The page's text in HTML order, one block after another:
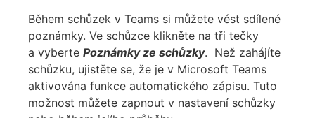
Během schůzek v Teams si můžete vést sdílené
poznámky. Ve schůzce klikněte na tři tečky
a vyberte Poznámky ze schůzky. Než zahájíte
schůzku, ujistěte se, že je v Microsoft Teams
aktivována funkce automatického zápisu. Tuto
možnost můžete zapnout v nastavení schůzky